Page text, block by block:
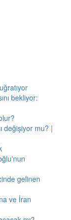
bekliyor:
değişiyor mu? |
gelinen
ve İran